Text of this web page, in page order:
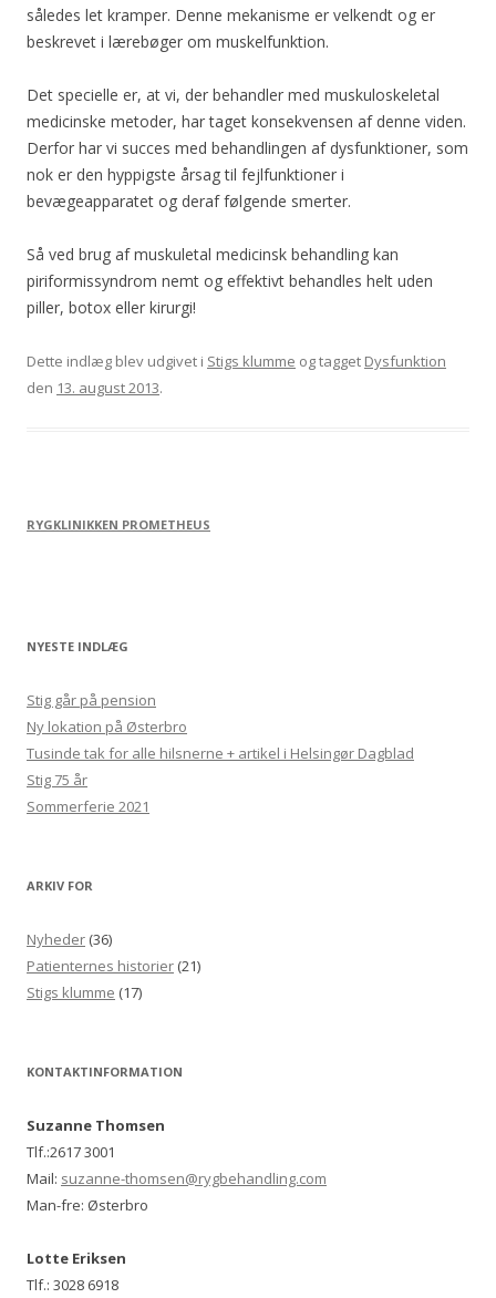
således let kramper. Denne mekanisme er velkendt og er
beskrevet i lærebøger om muskelfunktion.
Det specielle er, at vi, der behandler med muskuloskeletal
medicinske metoder, har taget konsekvensen af denne viden.
Derfor har vi succes med behandlingen af dysfunktioner, som
nok er den hyppigste årsag til fejlfunktioner i
bevægeapparatet og deraf følgende smerter.
Så ved brug af muskuletal medicinsk behandling kan
piriformissyndrom nemt og effektivt behandles helt uden
piller, botox eller kirurgi!
Dette indlæg blev udgivet i Stigs klumme og tagget Dysfunktion
den 13. august 2013.
RYGKLINIKKEN PROMETHEUS
NYESTE INDLÆG
Stig går på pension
Ny lokation på Østerbro
Tusinde tak for alle hilsnerne + artikel i Helsingør Dagblad
Stig 75 år
Sommerferie 2021
ARKIV FOR
Nyheder (36)
Patienternes historier (21)
Stigs klumme (17)
KONTAKTINFORMATION
Suzanne Thomsen
Tlf.:2617 3001
Mail: suzanne-thomsen@rygbehandling.com
Man-fre: Østerbro
Lotte Eriksen
Tlf.: 3028 6918